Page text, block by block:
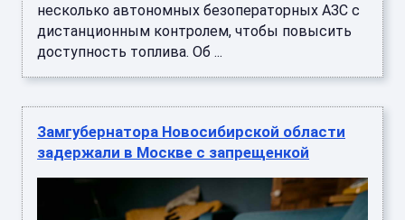
несколько автономных безоператорных АЗС с
дистанционным контролем, чтобы повысить
доступность топлива. Об ...
Замгубернатора Новосибирской области
задержали в Москве с запрещенкой